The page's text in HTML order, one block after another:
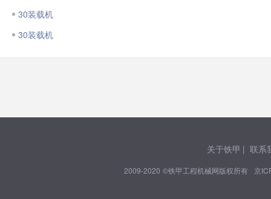
30装载机
30装载机
关于铁甲 | 联系
2009-2020 ©铁甲工程机械网版权所有 京